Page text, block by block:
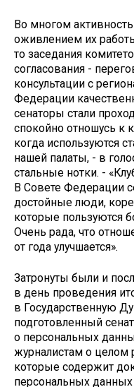
Во многом
оживлением их
то заседания
согласования -
консультации с
Федерации
сенаторы стали
спокойно отношусь к
когда используются
нашей палаты, - в
стальные нотки. -
В Совете Федерации
достойные люди,
которые пользуются
Очень рада, что
от года улучшается».
Затронуты были и
в день проведения
в Государственную
подготовленный
о персональных
журналистам о
которые содержит
персональных